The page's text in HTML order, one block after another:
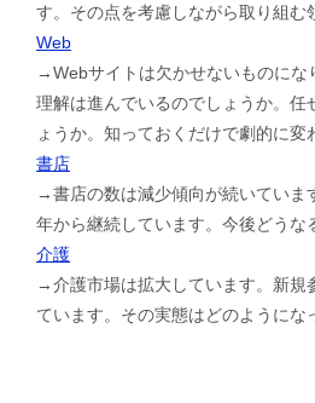
す。その点を考慮しながら取り組む
Web
→Webサイトは欠かせないものにな
理解は進んでいるのでしょうか。任
ょうか。知っておくだけで劇的に変
書店
→書店の数は減少傾向が続いていま
年から継続しています。今後どうな
介護
→介護市場は拡大しています。新規
ています。その実態はどのようにな